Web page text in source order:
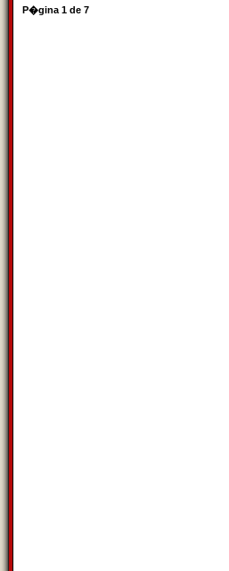
P�gina 1 de 7